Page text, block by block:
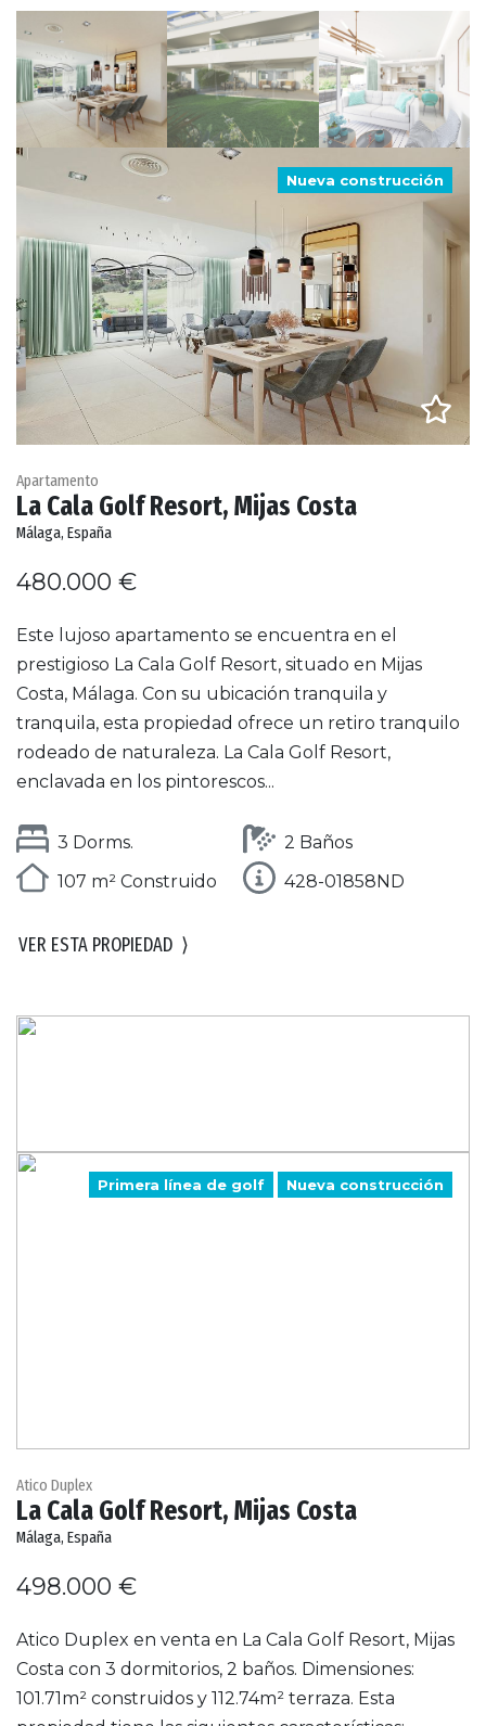
Nueva construcción
Apartamento
La Cala Golf Resort, Mijas Costa
Málaga, España
480.000 €
Este lujoso apartamento se encuentra en el
prestigioso La Cala Golf Resort, situado en Mijas
Costa, Málaga. Con su ubicación tranquila y
tranquila, esta propiedad ofrece un retiro tranquilo
rodeado de naturaleza. La Cala Golf Resort,
enclavada en los pintorescos...
3 Dorms.
2 Baños
107 m² Construido
428-01858ND
VER ESTA PROPIEDAD ⟩
Primera línea de golf Nueva construcción
Atico Duplex
La Cala Golf Resort, Mijas Costa
Málaga, España
498.000 €
Atico Duplex en venta en La Cala Golf Resort, Mijas
Costa con 3 dormitorios, 2 baños. Dimensiones:
101.71m² construidos y 112.74m² terraza. Esta